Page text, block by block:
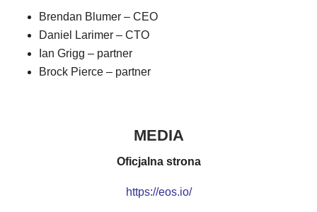
Brendan Blumer – CEO
Daniel Larimer – CTO
Ian Grigg – partner
Brock Pierce – partner
MEDIA
Oficjalna strona
https://eos.io/